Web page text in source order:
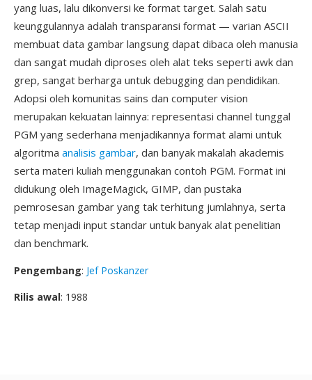
yang luas, lalu dikonversi ke format target. Salah satu
keunggulannya adalah transparansi format — varian ASCII
membuat data gambar langsung dapat dibaca oleh manusia
dan sangat mudah diproses oleh alat teks seperti awk dan
grep, sangat berharga untuk debugging dan pendidikan.
Adopsi oleh komunitas sains dan computer vision
merupakan kekuatan lainnya: representasi channel tunggal
PGM yang sederhana menjadikannya format alami untuk
algoritma analisis gambar, dan banyak makalah akademis
serta materi kuliah menggunakan contoh PGM. Format ini
didukung oleh ImageMagick, GIMP, dan pustaka
pemrosesan gambar yang tak terhitung jumlahnya, serta
tetap menjadi input standar untuk banyak alat penelitian
dan benchmark.
Pengembang: Jef Poskanzer
Rilis awal: 1988